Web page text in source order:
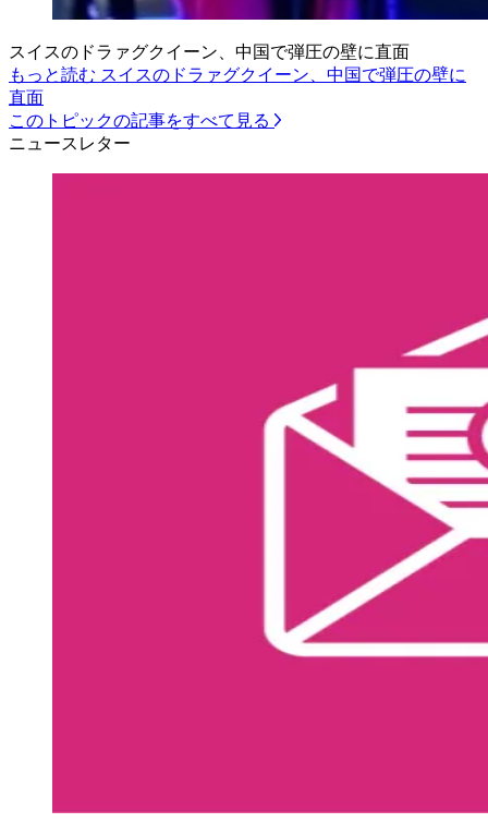
スイスのドラァグクイーン、中国で弾圧の壁に直面
もっと読む スイスのドラァグクイーン、中国で弾圧の壁に
直面
このトピックの記事をすべて見る
ニュースレター